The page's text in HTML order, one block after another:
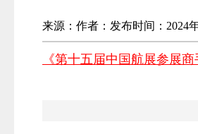
来源： 作者： 发布时间：2024
《第十五届中国航展参展商